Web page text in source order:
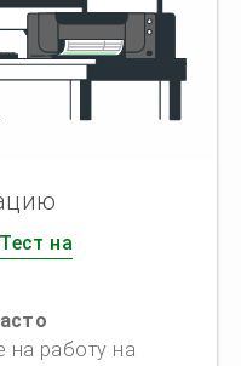
Тест на
на работу на